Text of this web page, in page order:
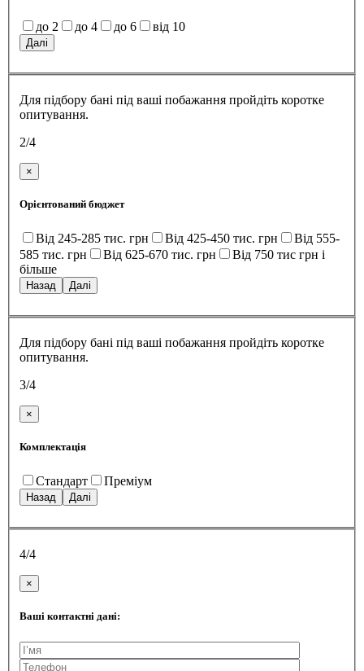
до 2 до 4 до 6 від 10
Далі
Для підбору бані під ваші побажання пройдіть коротке
опитування.
2/4
×
Орієнтований бюджет
Від 245-285 тис. грн Від 425-450 тис. грн
Від 555-
585 тис. грн
Від 625-670 тис. грн
Від 750 тис грн і
більше
Назад Далі
Для підбору бані під ваші побажання пройдіть коротке
опитування.
3/4
×
Комплектація
Стандарт Преміум
Назад Далі
4/4
×
Ваші контактні дані: